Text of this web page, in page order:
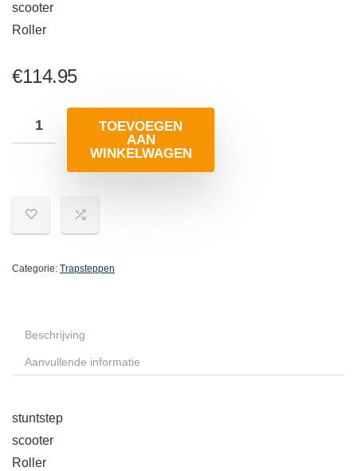
scooter
Roller
€114.95
TOEVOEGEN
AAN
WINKELWAGEN
Categorie: Trapsteppen
Beschrijving
Aanvullende informatie
stuntstep
scooter
Roller